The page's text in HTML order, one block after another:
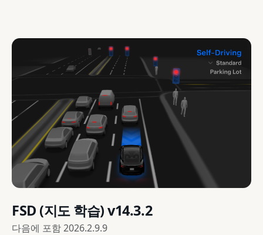
FSD (지도 학습) v14.3.2
다음에 포함2026.2.9.9